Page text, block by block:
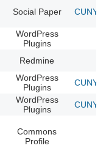
Social Paper CUNY
WordPress
Plugins
Redmine
WordPress
Plugins
CUNY
WordPress
Plugins
CUNY
Commons
Profile